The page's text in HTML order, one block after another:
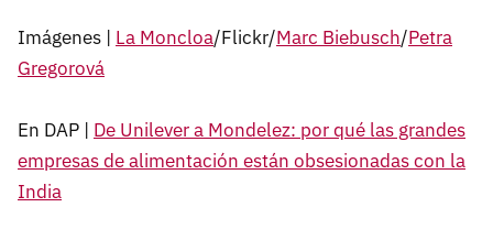
Imágenes | La Moncloa/Flickr/Marc Biebusch/Petra
Gregorová
En DAP | De Unilever a Mondelez: por qué las grandes
empresas de alimentación están obsesionadas con la
India